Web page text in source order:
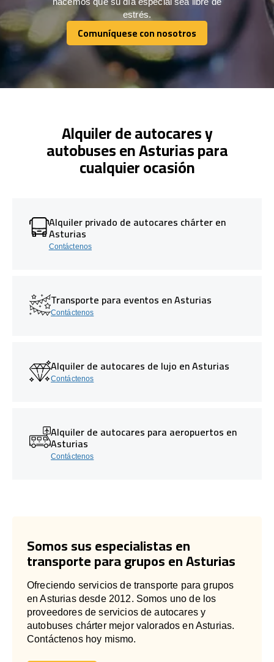
estrés.
Comuníquese con nosotros
Comuníquese con nosotros
Alquiler de autocares y
autobuses en Asturias para
cualquier ocasión
Alquiler privado de autocares chárter en
Asturias
Contáctenos
Transporte para eventos en Asturias
Contáctenos
Alquiler de autocares de lujo en Asturias
Contáctenos
Alquiler de autocares para aeropuertos en
Asturias
Contáctenos
Somos sus especialistas en
transporte para grupos en Asturias
Ofreciendo servicios de transporte para grupos
en Asturias desde 2012. Somos uno de los
proveedores de servicios de autocares y
autobuses chárter mejor valorados en Asturias.
Contáctenos hoy mismo.